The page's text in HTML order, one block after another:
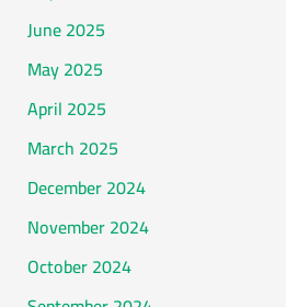
June 2025
May 2025
April 2025
March 2025
December 2024
November 2024
October 2024